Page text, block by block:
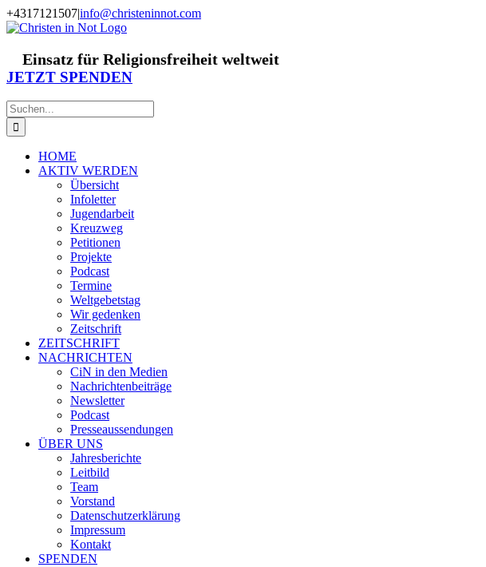
Zum
Inhalt
+4317121507|info@christeninnot.com
Facebook
Instagram
X
Spenden
Newsletter
Einsatz für Religionsfreiheit weltweit
JETZT SPENDEN
Suche
nach:
HOME
AKTIV WERDEN
Übersicht
Infoletter
Jugendarbeit
Kreuzweg
Petitionen
Projekte
Podcast
Termine
Weltgebetstag
Wir gedenken
Zeitschrift
ZEITSCHRIFT
NACHRICHTEN
CiN in den Medien
Nachrichtenbeiträge
Newsletter
Podcast
Presseaussendungen
ÜBER UNS
Jahresberichte
Leitbild
Team
Vorstand
Datenschutzerklärung
Impressum
Kontakt
SPENDEN